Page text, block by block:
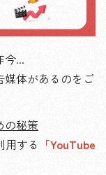
今...
媒体があるのをご
の秘策
用する 「YouTube